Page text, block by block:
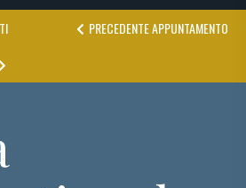
PRECEDENTE APPUNTAMENTO